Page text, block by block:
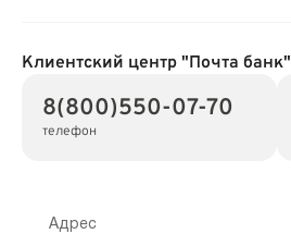
Клиентский центр "Почта банк"
8(800)550-07-70
телефон
Адрес